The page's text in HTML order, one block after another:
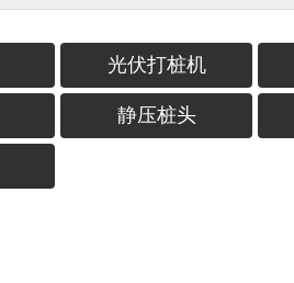
光伏打桩机
静压桩头